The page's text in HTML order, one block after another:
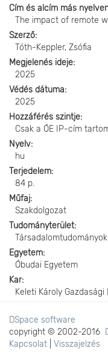
Cím és alcím más
The impact of remote
Szerző
Tóth-Keppler, Zsófia
Megjelenés ideje
2025
Védés dátuma
2025
Hozzáférés szintje
Csak a ÓE IP-cím
Nyelv
hu
Terjedelem
84 p.
Műfaj
Szakdolgozat
Tudományterület
Egyetem
Óbudai Egyetem
Kar
Keleti Károly Gazdasági
DSpace software
copyright © 2002-2016
Kapcsolat
Visszajelzés